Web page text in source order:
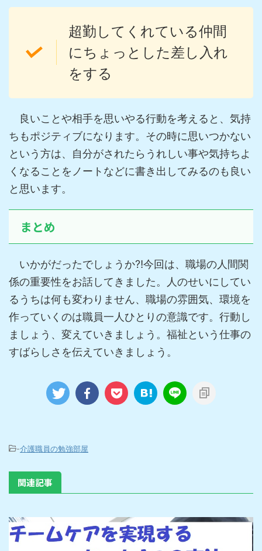
超勤してくれている仲間
にちょっとした差し入れ
をする
良いことや相手を思いやる行動を考えると、気持
ちもポジティブになります。その時に思いつかない
という方は、自分がされたらうれしい事や気持ちよ
くなることをノートなどに書き出してみるのも良い
と思います。
まとめ
いかがだったでしょうか⁈今回は、職場の人間関
係の重要性をお話してきました。人のせいにしてい
るうちは何も変わりません、職場の雰囲気、環境を
作っていくのは職員一人ひとりの意識です。行動し
ましょう、変えていきましょう。福祉という仕事の
すばらしさを伝えていきましょう。
-介護職員の勉強部屋
関連記事